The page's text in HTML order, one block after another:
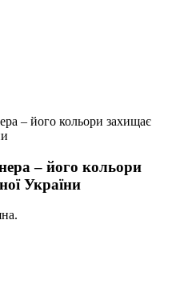
– його кольори захищає
– його кольори
України